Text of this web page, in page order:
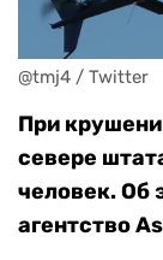
@tmj4 / Twitter
При
севере
человек. Об
агентство